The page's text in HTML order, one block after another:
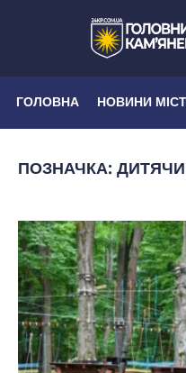
ГОЛОВНА НОВИНИ
ПОЗНАЧКА: